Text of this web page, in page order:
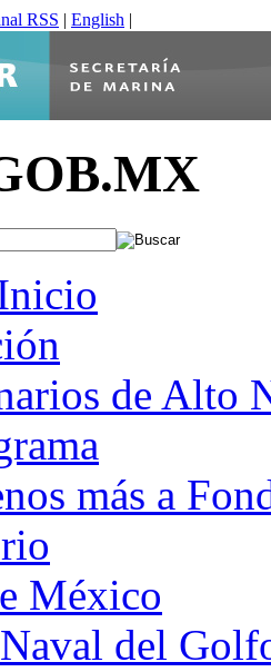
RSS | English |
de Alto
más a
México
del